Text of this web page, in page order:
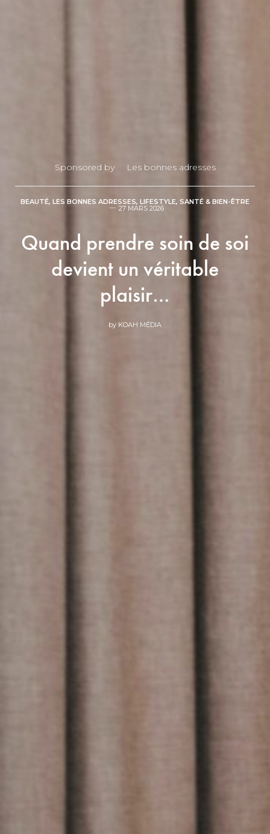
Sponsored by Les bonnes adresses
BEAUTÉ, LES BONNES ADRESSES, LIFESTYLE, SANTÉ & BIEN-ÊTRE
27 MARS 2026
Quand prendre soin de soi
devient un véritable
plaisir…
by KOAH MÉDIA